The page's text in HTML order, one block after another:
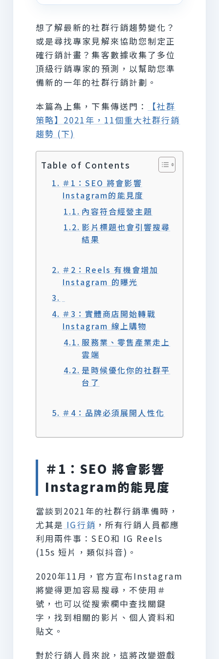
想了解最新的社群行銷趨勢變化？
或是尋找專家見解來協助您制定正
確行銷計畫？集客數據收集了多位
頂級行銷專家的預測，以幫助您準
備新的一年的社群行銷計劃。
本篇為上集，下集傳送門：
【社群
策略】2021年，11個重大社群行銷
趨勢 (下)
Table of Contents
＃1：SEO 將會影響
Instagram的能見度
內容符合經營主題
影片標題也會引響搜尋
結果
＃2：Reels 有機會增加
Instagram 的曝光
＃3：實體商店開始轉戰
Instagram 線上購物
服務業、零售產業走上
雲端
是時候優化你的社群平
台了
＃4：品牌必須展開人性化
＃1：SEO 將會影響
Instagram的能見度
當談到2021年的社群行銷準備時，
尤其是 IG行銷 ，所有行銷人員都應
利用兩件事：SEO和 IG Reels
(15s 短片，類似抖音)。
2020年11月，官方宣布Instagram
將變得更加容易搜尋，不使用＃
號，也可以從搜索欄中查找關鍵
字，找到相關的影片、個人資料和
貼文。
對於行銷人員來說，這將改變遊戲